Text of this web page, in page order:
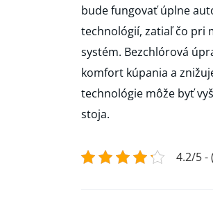
bude fungovať úplne
technológií, zatiaľ čo pri
systém. Bezchlórová
komfort kúpania a
technológie môže byť
stoja.
4.2/5 -